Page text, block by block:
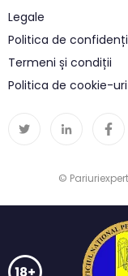
Legale
Politica de
Termeni și condiții
Politica de cookie-uri
©